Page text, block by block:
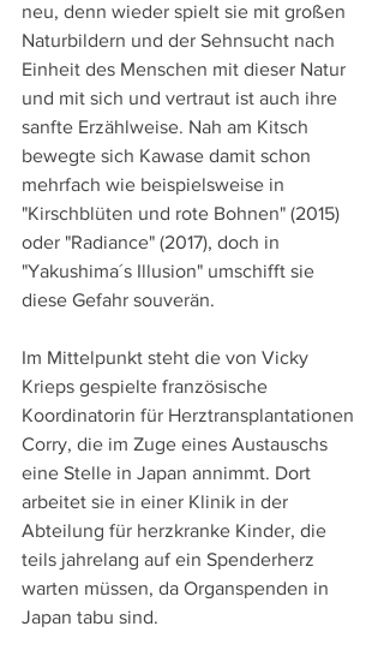
neu, denn wieder spielt sie mit großen
Naturbildern und der Sehnsucht nach
Einheit des Menschen mit dieser Natur
und mit sich und vertraut ist auch ihre
sanfte Erzählweise. Nah am Kitsch
bewegte sich Kawase damit schon
mehrfach wie beispielsweise in
"Kirschblüten und rote Bohnen" (2015)
oder "Radiance" (2017), doch in
"Yakushima´s Illusion" umschifft sie
diese Gefahr souverän.
Im Mittelpunkt steht die von Vicky
Krieps gespielte französische
Koordinatorin für Herztransplantationen
Corry, die im Zuge eines Austauschs
eine Stelle in Japan annimmt. Dort
arbeitet sie in einer Klinik in der
Abteilung für herzkranke Kinder, die
teils jahrelang auf ein Spenderherz
warten müssen, da Organspenden in
Japan tabu sind.